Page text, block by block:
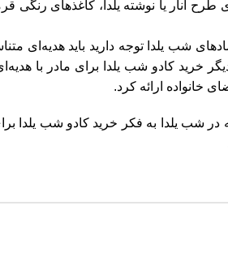
انار یا نوشته یلدا، کاغذهای رنگی
شب یلدا توجه دارید باید هدیه‌ای
خرید کادو شب یلدا برای مادر با
خانواده ارائه کرد.
شب یلدا به فکر خرید کادو شب یلدا